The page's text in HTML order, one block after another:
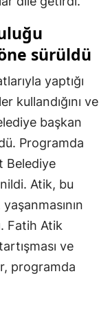
sürüldü
yaptığı
kullandığını ve
başkan
Programda
Belediye
Atik, bu
Fatih Atik
ve
programda